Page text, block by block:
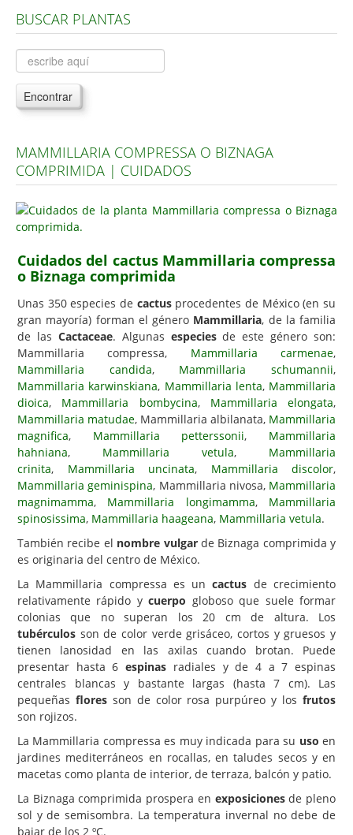
Árboles, Cicas y Palmeras de la G a la Z
Plantas Anuales y Perennes
Plantas Bulbosas y Acuáticas
Plantas de Interior
Plantas Aromáticas y de Huerto
Plantas Carnívoras y Orquídeas
Consejos
Hemisferio Sur
Enfermedades
Animales
Hongos
Carencias
Fotos
Flores y Plantas
Árboles y Palmeras
Arbustos y Trepadoras
Cactus y Suculentas
BUSCAR PLANTAS
Encontrar
MAMMILLARIA COMPRESSA O BIZNAGA
COMPRIMIDA | CUIDADOS
Cuidados del cactus Mammillaria compressa
o Biznaga comprimida
Unas 350 especies de cactusprocedentes de México (en su
gran mayoría) forman el género Mammillaria, de la familia
de las Cactaceae. Algunas especiesde este género son:
Mammillaria compressa, Mammillaria carmenae,
Mammillaria candida, Mammillaria schumannii,
Mammillaria karwinskiana, Mammillaria lenta, Mammillaria
dioica, Mammillaria bombycina, Mammillaria elongata,
Mammillaria matudae, Mammillaria albilanata, Mammillaria
magnifica, Mammillaria petterssonii, Mammillaria
hahniana, Mammillaria vetula, Mammillaria
crinita, Mammillaria uncinata, Mammillaria discolor,
Mammillaria geminispina, Mammillaria nivosa, Mammillaria
magnimamma, Mammillaria longimamma, Mammillaria
spinosissima, Mammillaria haageana, Mammillaria vetula.
También recibe el nombre vulgarde Biznaga comprimida y
es originaria del centro de México.
La Mammillaria compressa es uncactus de crecimiento
relativamente rápido ycuerpo globoso que suele formar
colonias que no superan los 20 cm de altura. Los
tubérculos son de color verde grisáceo, cortos y gruesos y
tienen lanosidad en las axilas cuando brotan. Puede
presentar hasta 6espinas radiales y de 4 a 7 espinas
centrales blancas y bastante largas (hasta 7 cm). Las
pequeñas floresson de color rosa purpúreo y losfrutos
son rojizos.
La Mammillaria compressa es muy indicada para su uso en
jardines mediterráneos en rocallas, en taludes secos y en
macetas como planta de interior, de terraza, balcón y patio.
La Biznaga comprimida prospera en exposicionesde pleno
sol y de semisombra. La temperatura invernal no debe de
bajar de los 2 ºC.